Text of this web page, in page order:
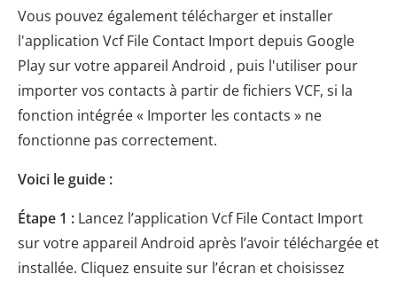
Vous pouvez également télécharger et installer
l'application Vcf File Contact Import depuis Google
Play sur votre appareil Android , puis l'utiliser pour
importer vos contacts à partir de fichiers VCF, si la
fonction intégrée « Importer les contacts » ne
fonctionne pas correctement.
Voici le guide :
Étape 1 : Lancez l’application Vcf File Contact Import
sur votre appareil Android après l’avoir téléchargée et
installée. Cliquez ensuite sur l’écran et choisissez